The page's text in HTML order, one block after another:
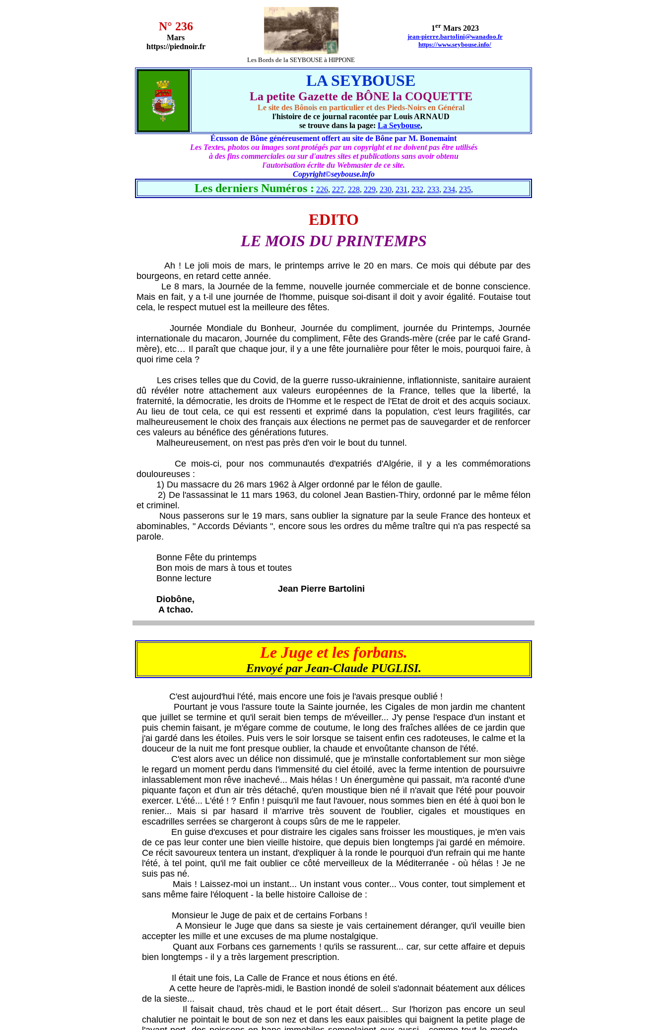
N° 236
Mars
https://piednoir.fr
Les Bords de la SEYBOUSE à HIPPONE
1erMars 2023
jean-pierre.bartolini@wanadoo.fr
https://www.seybouse.info/
LA SEYBOUSE
La petite Gazette de BÔNE la COQUETTE
Le site des Bônois en particulier et des Pieds-Noirs en Général
l'histoire de ce journal racontée par Louis ARNAUD
se trouve dans la page: La Seybouse,
Écusson de Bône généreusement offert au site de Bône par M. Bonemaint
Les Textes, photos ou images sont protégés par un copyright et ne doivent pas être utilisés
à des fins commerciales ou sur d'autres sites et publications sans avoir obtenu
l'autorisation écrite du Webmaster de ce site.
Copyright©seybouse.info
Les derniers Numéros : 226, 227, 228, 229, 230, 231 , 232, 233, 234, 235,
EDITO
LE MOIS DU PRINTEMPS
Ah ! Le joli mois de mars, le printemps arrive le 20 en mars. Ce mois qui débute par des
bourgeons, en retard cette année.
Le 8 mars, la Journée de la femme, nouvelle journée commerciale et de bonne conscience.
Mais en fait, y a t-il une journée de l'homme, puisque soi-disant il doit y avoir égalité. Foutaise tout
cela, le respect mutuel est la meilleure des fêtes.
Journée Mondiale du Bonheur, Journée du compliment, journée du Printemps, Journée
internationale du macaron, Journée du compliment, Fête des Grands-mère (crée par le café Grand-
mère), etc… Il paraît que chaque jour, il y a une fête journalière pour fêter le mois, pourquoi faire, à
quoi rime cela ?
Les crises telles que du Covid, de la guerre russo-ukrainienne, inflationniste, sanitaire auraient
dû révéler notre attachement aux valeurs européennes de la France, telles que la liberté, la
fraternité, la démocratie, les droits de l'Homme et le respect de l'Etat de droit et des acquis sociaux.
Au lieu de tout cela, ce qui est ressenti et exprimé dans la population, c'est leurs fragilités, car
malheureusement le choix des français aux élections ne permet pas de sauvegarder et de renforcer
ces valeurs au bénéfice des générations futures.
Malheureusement, on n'est pas près d'en voir le bout du tunnel.
Ce mois-ci, pour nos communautés d'expatriés d'Algérie, il y a les commémorations
douloureuses :
1) Du massacre du 26 mars 1962 à Alger ordonné par le félon de gaulle.
2) De l'assassinat le 11 mars 1963, du colonel Jean Bastien-Thiry, ordonné par le même félon
et criminel.
Nous passerons sur le 19 mars, sans oublier la signature par la seule France des honteux et
abominables, " Accords Déviants ", encore sous les ordres du même traître qui n'a pas respecté sa
parole.
Bonne Fête du printemps
Bon mois de mars à tous et toutes
Bonne lecture
Jean Pierre Bartolini
Diobône,
A tchao.
Le Juge et les forbans.
Envoyé par Jean-Claude PUGLISI.
C'est aujourd'hui l'été, mais encore une fois je l'avais presque oublié !
Pourtant je vous l'assure toute la Sainte journée, les Cigales de mon jardin me chantent
que juillet se termine et qu'il serait bien temps de m'éveiller... J'y pense l'espace d'un instant et
puis chemin faisant, je m'égare comme de coutume, le long des fraîches allées de ce jardin que
j'ai gardé dans les étoiles. Puis vers le soir lorsque se taisent enfin ces radoteuses, le calme et la
douceur de la nuit me font presque oublier, la chaude et envoûtante chanson de l'été.
C'est alors avec un délice non dissimulé, que je m'installe confortablement sur mon siège
le regard un moment perdu dans l'immensité du ciel étoilé, avec la ferme intention de poursuivre
inlassablement mon rêve inachevé... Mais hélas ! Un énergumène qui passait, m'a raconté d'une
piquante façon et d'un air très détaché, qu'en moustique bien né il n'avait que l'été pour pouvoir
exercer. L'été... L'été ! ? Enfin ! puisqu'il me faut l'avouer, nous sommes bien en été à quoi bon le
renier... Mais si par hasard il m'arrive très souvent de l'oublier, cigales et moustiques en
escadrilles serrées se chargeront à coups sûrs de me le rappeler.
En guise d'excuses et pour distraire les cigales sans froisser les moustiques, je m'en vais
de ce pas leur conter une bien vieille histoire, que depuis bien longtemps j'ai gardé en mémoire.
Ce récit savoureux tentera un instant, d'expliquer à la ronde le pourquoi d'un refrain qui me hante
l'été, à tel point, qu'il me fait oublier ce côté merveilleux de la Méditerranée - où hélas ! Je ne
suis pas né.
Mais ! Laissez-moi un instant... Un instant vous conter... Vous conter, tout simplement et
sans même faire l'éloquent - la belle histoire Calloise de :
Monsieur le Juge de paix et de certains Forbans !
A Monsieur le Juge que dans sa sieste je vais certainement déranger, qu'il veuille bien
accepter les mille et une excuses de ma plume nostalgique.
Quant aux Forbans ces garnements ! qu'ils se rassurent... car, sur cette affaire et depuis
bien longtemps - il y a très largement prescription.
Il était une fois, La Calle de France et nous étions en été.
A cette heure de l'après-midi, le Bastion inondé de soleil s'adonnait béatement aux délices
de la sieste...
Il faisait chaud, très chaud et le port était désert... Sur l'horizon pas encore un seul
chalutier ne pointait le bout de son nez et dans les eaux paisibles qui baignent la petite plage de